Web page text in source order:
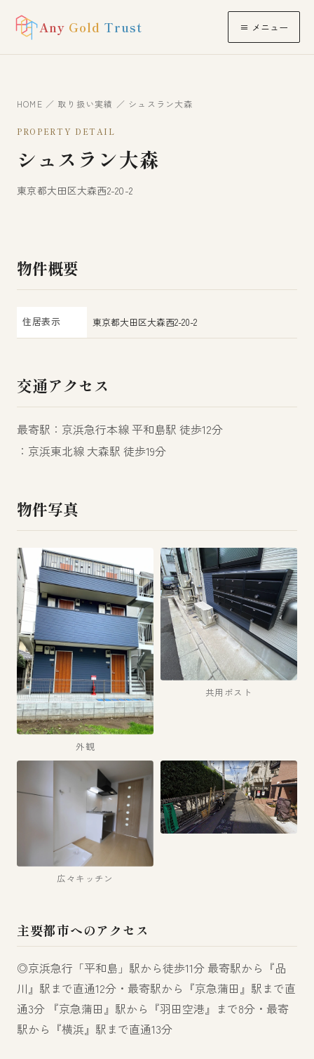
Any Gold Trust ≡ メニュー
HOME ／ 取り扱い実績 ／ シュスラン大森
PROPERTY DETAIL
シュスラン大森
東京都大田区大森西2-20-2
物件概要
住居表示 東京都大田区大森西2-20-2
交通アクセス
最寄駅：京浜急行本線 平和島駅 徒歩12分
：京浜東北線 大森駅 徒歩19分
物件写真
外観
共用ポスト
広々キッチン
主要都市へのアクセス
◎京浜急行「平和島」駅から徒歩11分 最寄駅から『品
川』駅まで直通12分・最寄駅から『京急蒲田』駅まで直
通3分 『京急蒲田』駅から『羽田空港』まで8分・最寄
駅から『横浜』駅まで直通13分